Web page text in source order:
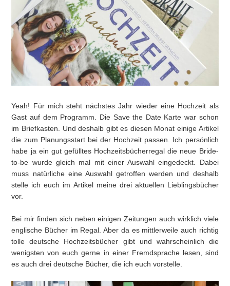
Yeah! Für mich steht nächstes Jahr wieder eine Hochzeit als
Gast auf dem Programm. Die Save the Date Karte war schon
im Briefkasten. Und deshalb gibt es diesen Monat einige Artikel
die zum Planungsstart bei der Hochzeit passen. Ich persönlich
habe ja ein gut gefülltes Hochzeitsbücherregal die neue Bride-
to-be wurde gleich mal mit einer Auswahl eingedeckt. Dabei
muss natürliche eine Auswahl getroffen werden und deshalb
stelle ich euch im Artikel meine drei aktuellen Lieblingsbücher
vor.
Bei mir finden sich neben einigen Zeitungen auch wirklich viele
englische Bücher im Regal. Aber da es mittlerweile auch richtig
tolle deutsche Hochzeitsbücher gibt und wahrscheinlich die
wenigsten von euch gerne in einer Fremdsprache lesen, sind
es auch drei deutsche Bücher, die ich euch vorstelle.